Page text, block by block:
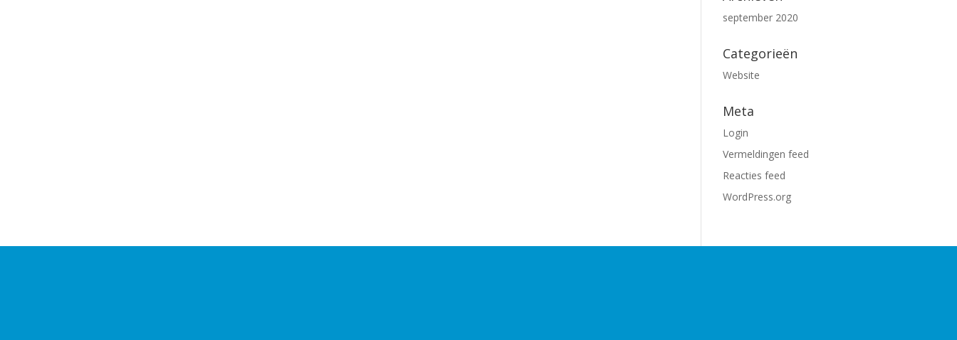
september 2020
Categorieën
Website
Meta
Login
Vermeldingen feed
Reacties feed
WordPress.org